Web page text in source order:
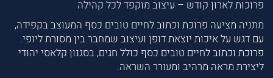
פרוכות לארון קודש – עיצוב מוקפד לכל קהילה
מתניה מציעה פרוכת וכתוב לחיים טובים כסף המעוצב בקפידה,
עם דגש על איכות יוצאת דופן ועיצוב שמחבר בין מסורת ליופי.
פרוכת וכתוב לחיים טובים כסף כולל חגים, בסגנון קלאסי יהודי
ליצירת מראה מרהיב ומעורר השראה.